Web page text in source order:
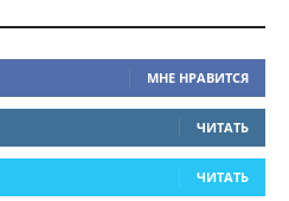
МНЕ НРАВИТСЯ
ЧИТАТЬ
ЧИТАТЬ